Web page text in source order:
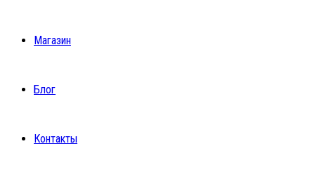
Магазин
Блог
Контакты